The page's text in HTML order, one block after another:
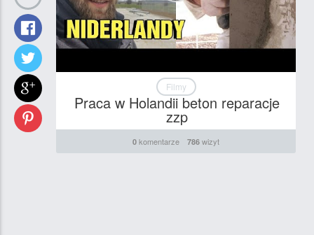
Filmy
Praca w Holandii beton reparacje
zzp
0 komentarze 786 wizyt